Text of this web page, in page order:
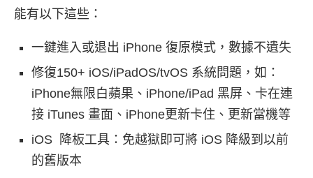
能有以下這些：
一鍵進入或退出 iPhone 復原模式，數據不遺失
修復150+ iOS/iPadOS/tvOS 系統問題，如：
iPhone無限白蘋果、iPhone/iPad 黑屏、卡在連
接 iTunes 畫面、iPhone更新卡住、更新當機等
iOS 降板工具：免越獄即可將 iOS 降級到以前
的舊版本